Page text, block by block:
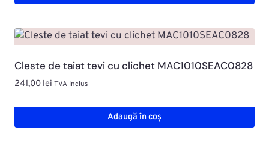
Cleste de taiat tevi cu clichet MAC1010SEAC0828
241,00 lei TVA Inclus
Adaugă în coș